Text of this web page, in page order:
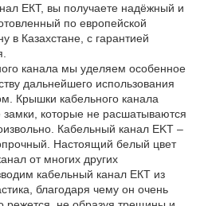
ЕКТ, вы получаете надёжный и
по европейской
в Казахстане, с гарантией
канала мы уделяем особенное
дальнейшего использования
Крышки кабельного канала
которые не расшатываются
Кабельный канал EKT –
Настоящий белый цвет
от многих других
кабельный канал ЕКТ из
благодаря чему он очень